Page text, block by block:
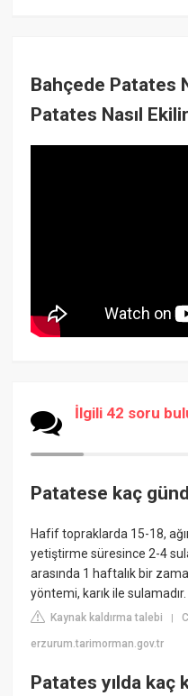
Bahçede Patates
Patates Nasıl
İlgili 42 soru
Patatese kaç
Hafif topraklarda 15-18,
yetiştirme süresince 2-4
arasında 1 haftalık bir
yöntemi, karık ile sulamadır.
Kaynak kaldırma talebi |
erzurum.tarimorman.gov.tr
Patates yılda kaç